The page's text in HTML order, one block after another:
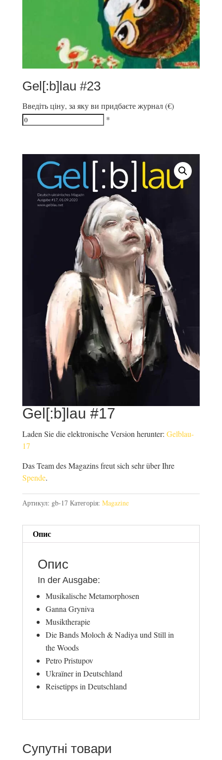
Gel[:b]lau #23
Введіть ціну, за яку ви придбаєте журнал (€)
*
Gel[:b]lau #17
Laden Sie die elektronische Version herunter: Gelblau-
17
Das Team des Magazins freut sich sehr über Ihre
Spende.
Артикул: gb-17 Категорія: Magazine
Опис
Опис
In der Ausgabe:
Musikalische Metamorphosen
Ganna Gryniva
Musiktherapie
Die Bands Moloch & Nadiya und Still in
the Woods
Petro Pristupov
Ukraїner in Deutschland
Reisetipps in Deutschland
Супутні товари